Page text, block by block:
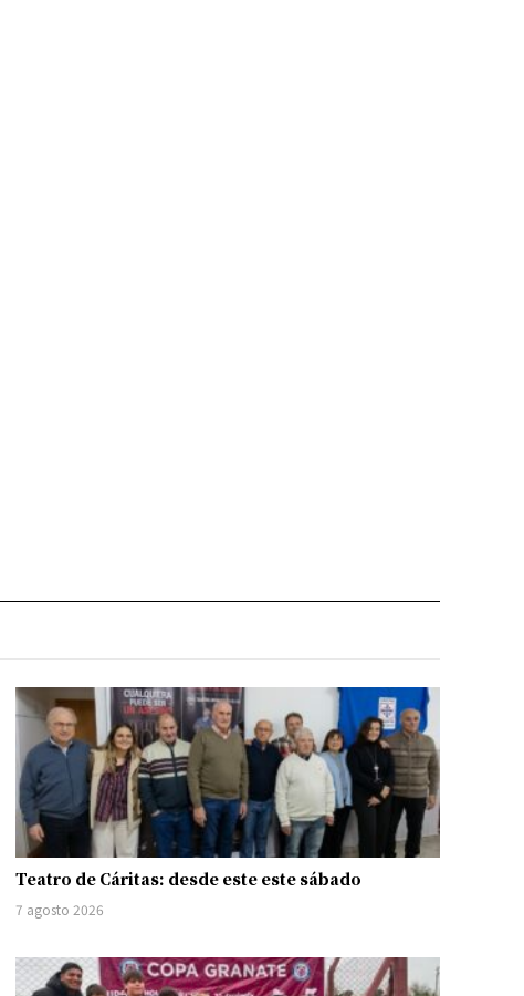
Teatro de Cáritas: desde este este sábado
7 agosto 2026